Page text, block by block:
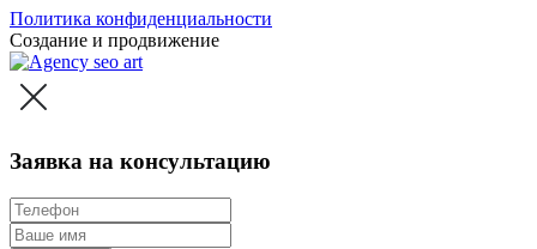
Политика конфиденциальности
Создание и продвижение
Заявка на консультацию